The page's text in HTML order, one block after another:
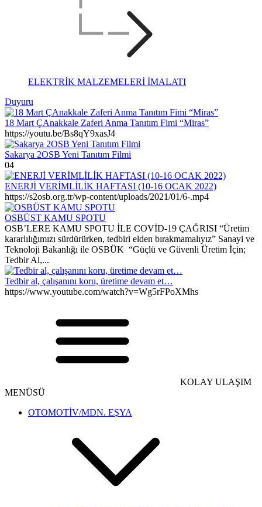
ELEKTRİK MALZEMELERİ İMALATI
Duyuru
18 Mart ÇAnakkale Zaferi Anma Tanıtım Fimi “Miras”
https://youtu.be/Bs8qY9xasJ4
Sakarya 2OSB Yeni Tanıtım Filmi
04
ENERJİ VERİMLİLİK HAFTASI (10-16 OCAK 2022)
https://s2osb.org.tr/wp-content/uploads/2021/01/6-.mp4
OSBÜST KAMU SPOTU
OSB’LERE KAMU SPOTU İLE COVİD-19 ÇAĞRISI “Üretim
kararlılığımızı sürdürürken, tedbiri elden bırakmamalıyız” Sanayi ve
Teknoloji Bakanlığı ile OSBÜK “Güçlü ve Güvenli Üretim İçin;
Tedbir Al,...
Tedbir al, çalışanını koru, üretime devam et…
https://www.youtube.com/watch?v=Wg5rFPoXMhs
KOLAY ULAŞIM
MENÜSÜ
OTOMOTİV/MDN. EŞYA